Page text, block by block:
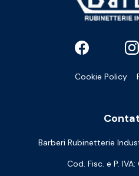
Cookie Policy
Barberi Rubinetterie
Cod. Fisc. e P.